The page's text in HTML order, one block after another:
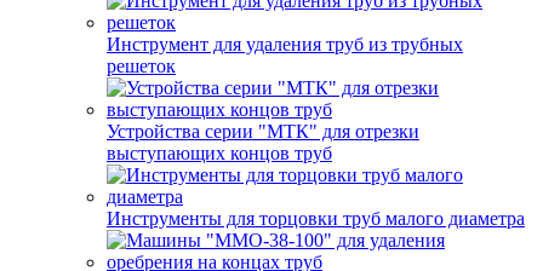
Инструмент для удаления труб из трубных
решеток
Устройства серии "МТК" для отрезки
выступающих концов труб
Инструменты для торцовки труб малого диаметра